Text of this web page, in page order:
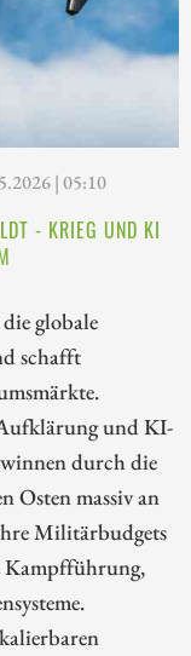
| 05:10
- KRIEG UND KI
globale
schafft
und KI-
durch die
Osten massiv an
Militärbudgets
Kampfführung,